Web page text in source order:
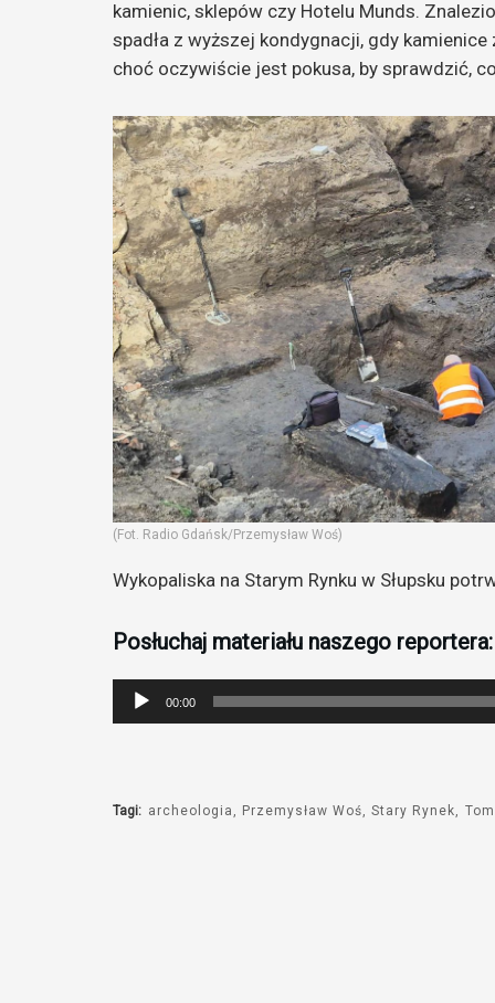
kamienic, sklepów czy Hotelu Munds.
spadła z wyższej kondygnacji, gdy kamienice
choć oczywiście jest pokusa, by sprawdzić,
(Fot. Radio Gdańsk/Przemysław Woś)
Wykopaliska na Starym Rynku w Słupsku
Posłuchaj materiału naszego reportera:
Odtwarzacz
plików
00:00
Tagi: archeologia Przemysław Woś Stary Rynek